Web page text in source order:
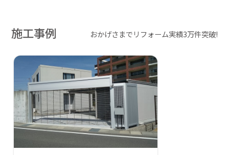
施工事例 おかげさまでリフォーム実績3万件突破!